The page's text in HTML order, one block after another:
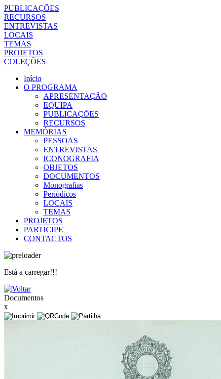
PUBLICAÇÕES
RECURSOS
ENTREVISTAS
LOCAIS
TEMAS
PROJETOS
COLEÇÕES
Início
O PROGRAMA
APRESENTAÇÃO
EQUIPA
PUBLICAÇÕES
RECURSOS
MEMÓRIAS
PESSOAS
ENTREVISTAS
ICONOGRAFIA
OBJETOS
DOCUMENTOS
Monografias
Periódicos
LOCAIS
TEMAS
PROJETOS
PARTICIPE
CONTACTOS
Está a carregar!!!
Documentos
x